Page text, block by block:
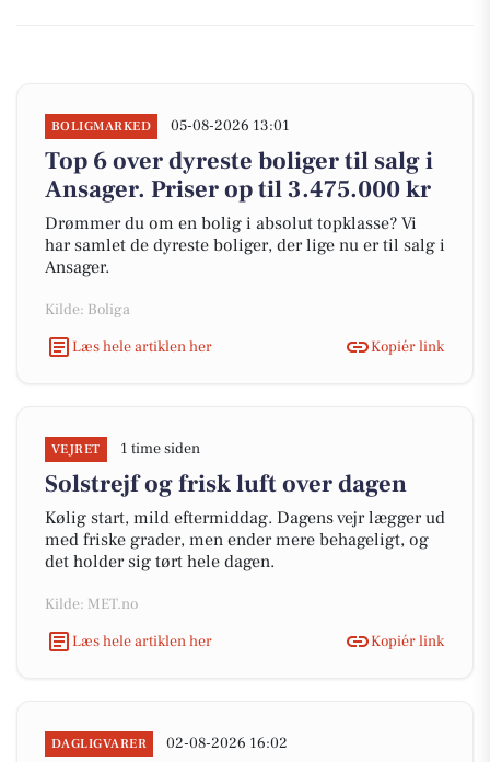
BOLIGMARKED 05-08-2026 13:01
Top 6 over dyreste boliger til salg i
Ansager. Priser op til 3.475.000 kr
Drømmer du om en bolig i absolut topklasse? Vi
har samlet de dyreste boliger, der lige nu er til salg i
Ansager.
Kilde: Boliga
Læs hele artiklen her
Kopiér link
VEJRET 1 time siden
Solstrejf og frisk luft over dagen
Kølig start, mild eftermiddag. Dagens vejr lægger ud
med friske grader, men ender mere behageligt, og
det holder sig tørt hele dagen.
Kilde: MET.no
Læs hele artiklen her
Kopiér link
DAGLIGVARER 02-08-2026 16:02